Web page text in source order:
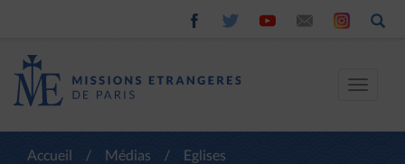
Toggle
Accueil / Médias /
Eglises